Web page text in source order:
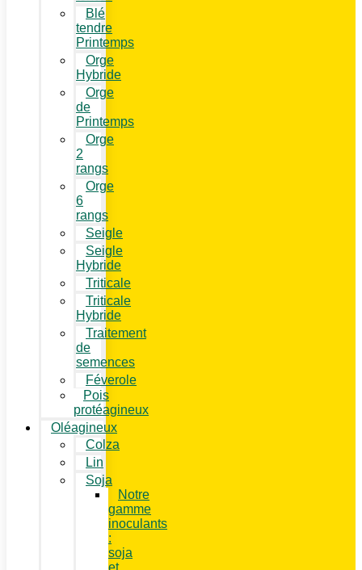
Blé
tendre
Printemps
Orge
Hybride
Orge
de
Printemps
Orge
2
rangs
Orge
6
rangs
Seigle
Seigle
Hybride
Triticale
Triticale
Hybride
Traitement
de
semences
Féverole
Pois
protéagineux
Oléagineux
Colza
Lin
Soja
Notre
gamme
inoculants
:
soja
et